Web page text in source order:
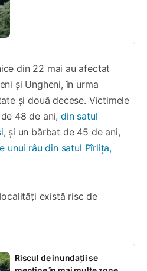
din 22 mai au afectat
și Ungheni, în urma
și două decese. Victimele
48 de ani, din satul
, și un bărbat de 45 de ani,
unui râu din satul Pîrlița,
există risc de
Riscul de inundații se